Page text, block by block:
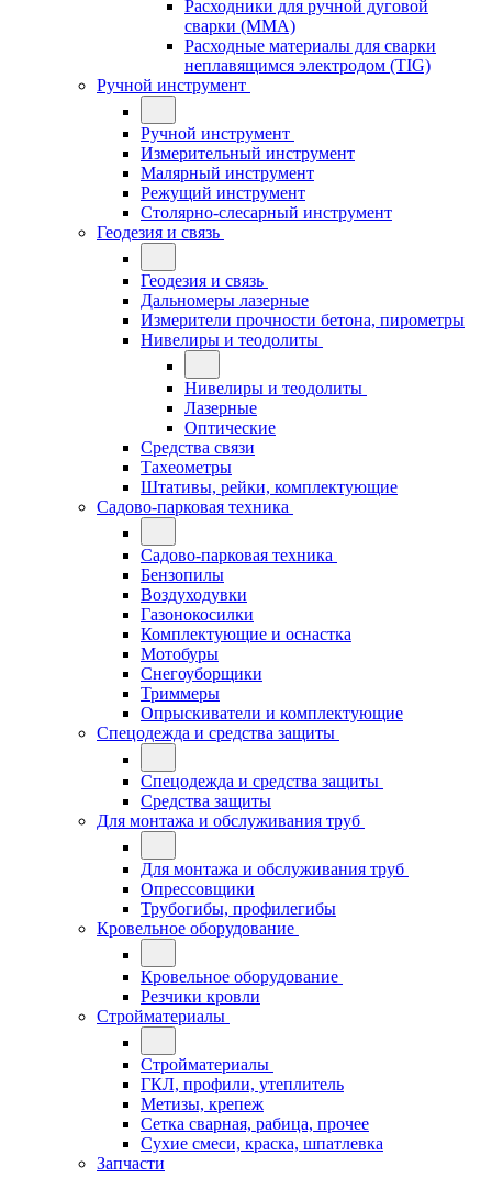
Расходники для ручной дуговой
сварки (MMA)
Расходные материалы для сварки
неплавящимся электродом (TIG)
Ручной инструмент
Ручной инструмент
Измерительный инструмент
Малярный инструмент
Режущий инструмент
Столярно-слесарный инструмент
Геодезия и связь
Геодезия и связь
Дальномеры лазерные
Измерители прочности бетона, пирометры
Нивелиры и теодолиты
Нивелиры и теодолиты
Лазерные
Оптические
Средства связи
Тахеометры
Штативы, рейки, комплектующие
Садово-парковая техника
Садово-парковая техника
Бензопилы
Воздуходувки
Газонокосилки
Комплектующие и оснастка
Мотобуры
Снегоуборщики
Триммеры
Опрыскиватели и комплектующие
Спецодежда и средства защиты
Спецодежда и средства защиты
Средства защиты
Для монтажа и обслуживания труб
Для монтажа и обслуживания труб
Опрессовщики
Трубогибы, профилегибы
Кровельное оборудование
Кровельное оборудование
Резчики кровли
Стройматериалы
Стройматериалы
ГКЛ, профили, утеплитель
Метизы, крепеж
Сетка сварная, рабица, прочее
Сухие смеси, краска, шпатлевка
Запчасти